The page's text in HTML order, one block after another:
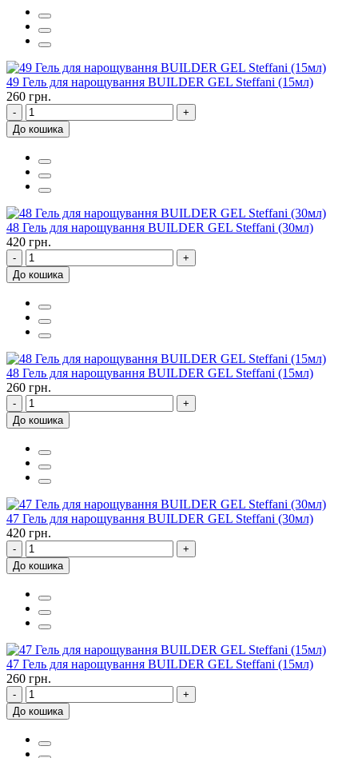
49 Гель для нарощування BUILDER GEL Steffani (15мл)
260 грн.
-
+
До кошика
48 Гель для нарощування BUILDER GEL Steffani (30мл)
420 грн.
-
+
До кошика
48 Гель для нарощування BUILDER GEL Steffani (15мл)
260 грн.
-
+
До кошика
47 Гель для нарощування BUILDER GEL Steffani (30мл)
420 грн.
-
+
До кошика
47 Гель для нарощування BUILDER GEL Steffani (15мл)
260 грн.
-
+
До кошика